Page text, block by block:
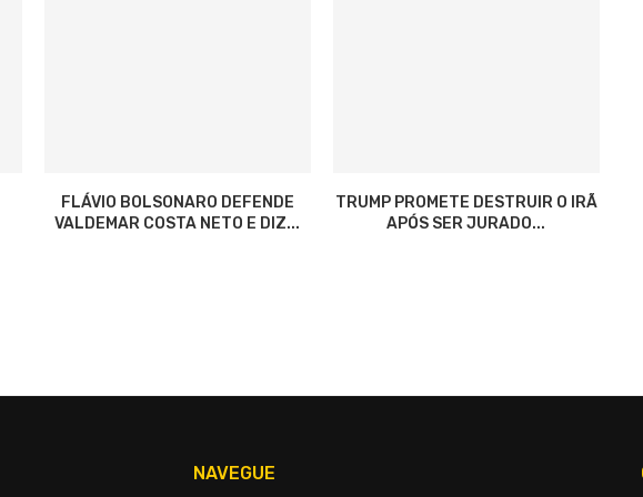
FLÁVIO BOLSONARO DEFENDE
VALDEMAR COSTA NETO E DIZ...
TRUMP PROMETE DESTRUIR O IRÃ
APÓS SER JURADO...
NAVEGUE